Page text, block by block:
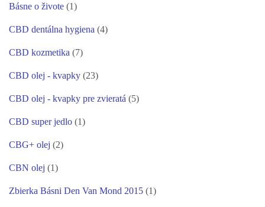
Básne o živote (1)
CBD dentálna hygiena (4)
CBD kozmetika (7)
CBD olej - kvapky (23)
CBD olej - kvapky pre zvieratá (5)
CBD super jedlo (1)
CBG+ olej (2)
CBN olej (1)
Zbierka Básni Den Van Mond 2015 (1)